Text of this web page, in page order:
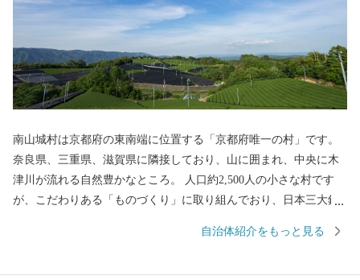
南山城村は京都府の東南端に位置する「京都府唯一の村」です。
奈良県、三重県、滋賀県に隣接しており、山に囲まれ、中央に木
津川が流れる自然豊かなところ。 人口約2,500人の小さな村です
が、こだわりある「ものづくり」に取り組んでおり、日本三大銘
など、日本茶800年の歴史を支え続けています。 2017年にはお茶
自治体紹介をもっと見る